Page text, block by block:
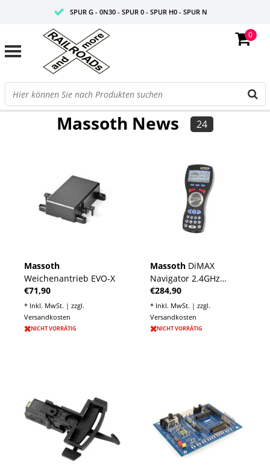
SPUR G - 0N30 - SPUR 0 - SPUR H0 - SPUR N
0
FILTER
Massoth News 24
Massoth
Weichenantrieb EVO-X
€71,90
* Inkl. MwSt. | zzgl.
Versandkosten
NICHT VORRÄTIG
Massoth DiMAX
Navigator 2.4GHz
"Black Edition"
€284,90
* Inkl. MwSt. | zzgl.
Versandkosten
NICHT VORRÄTIG